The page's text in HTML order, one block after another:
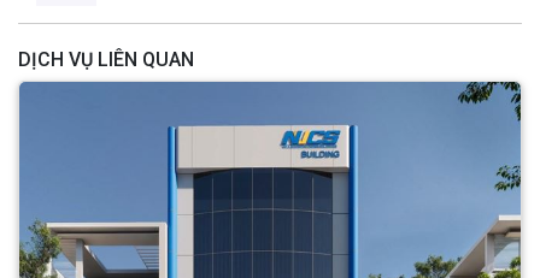
DỊCH VỤ LIÊN QUAN